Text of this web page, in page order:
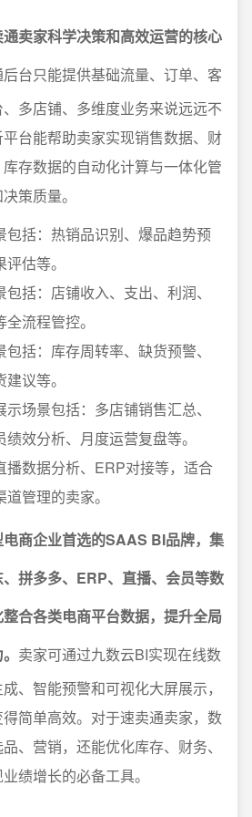
卖家科学决策和高效运营的核心
台只能提供基础流量、订单、客
多店铺、多维度业务来说远远不
台能帮助卖家实现销售数据、财
存数据的自动化计算与一体化管
策质量。
包括：热销品识别、爆品趋势预
估等。
括：店铺收入、支出、利润、
流程管控。
括：库存周转率、缺货预警、
议等。
场景包括：多店铺销售汇总、
效分析、月度运营复盘等。
播数据分析、ERP对接等，适合
管理的卖家。
商企业首选的SAAS BI品牌，集
拼多多、ERP、直播、会员等数
合各类电商平台数据，提升全局
卖家可通过九数云BI实现在线数
、智能预警和可视化大屏展示，
简单高效。对于速卖通卖家，数
、营销，还能优化库存、财务、
绩增长的必备工具。